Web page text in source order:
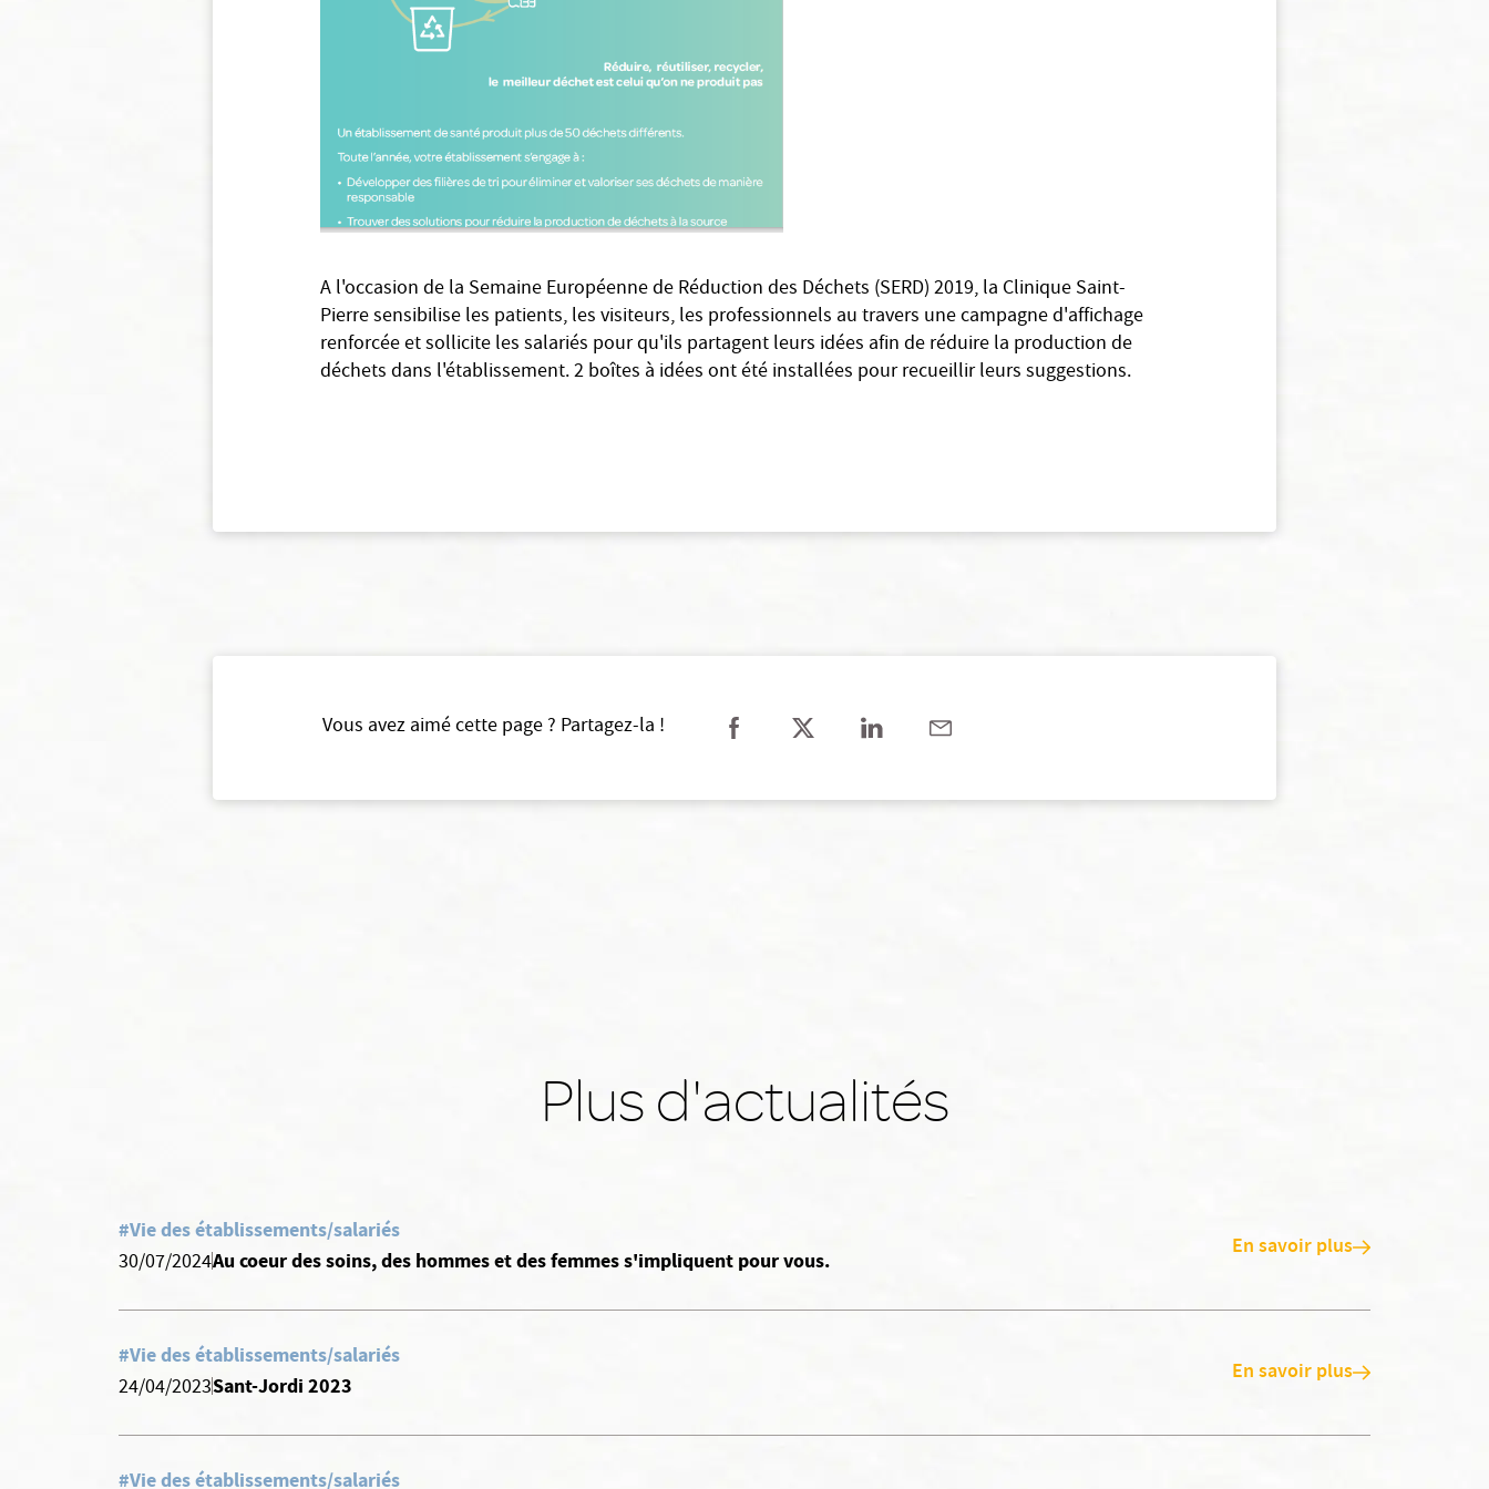
A l'occasion de la Semaine Européenne de Réduction des Déchets (SERD) 2019, la Clinique Saint-
Pierre sensibilise les patients, les visiteurs, les professionnels au travers une campagne d'affichage
renforcée et sollicite les salariés pour qu'ils partagent leurs idées afin de réduire la production de
déchets dans l'établissement. 2 boîtes à idées ont été installées pour recueillir leurs suggestions.
Vous avez aimé cette page ? Partagez-la !
Plus d'actualités
#Vie des établissements/salariés
30/07/2024Au coeur des soins, des hommes et des femmes s'impliquent pour vous. En savoir plus
#Vie des établissements/salariés
24/04/2023Sant-Jordi 2023 En savoir plus
#Vie des établissements/salariés